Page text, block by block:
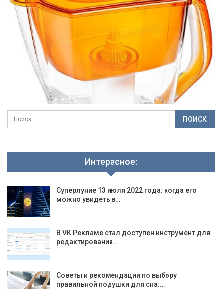
Интересное:
Суперлуние 13 июля 2022 года: когда его
можно увидеть в…
В VK Рекламе стал доступен инструмент для
редактирования…
Советы и рекомендации по выбору
правильной подушки для сна:…